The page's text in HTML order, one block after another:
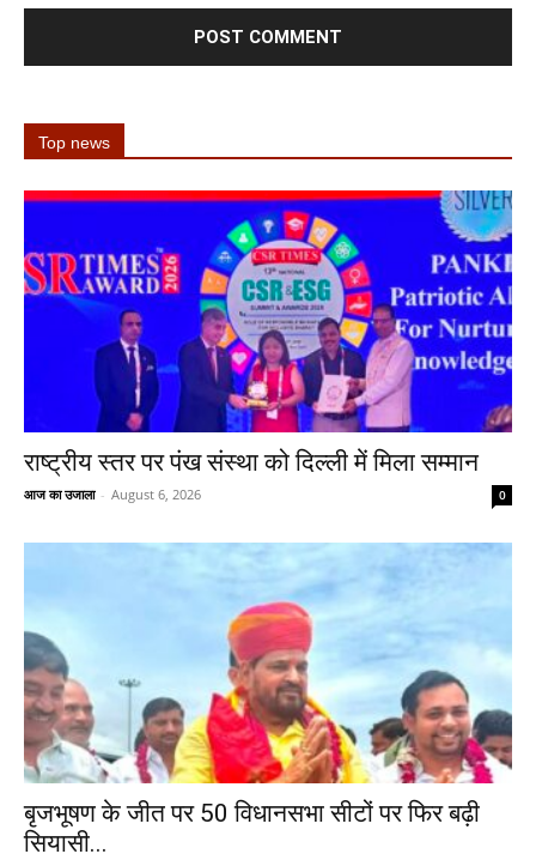
Top news
राष्ट्रीय स्तर पर पंख संस्था को दिल्ली में मिला सम्मान
आज का उजाला - August 6, 2026 0
बृजभूषण के जीत पर 50 विधानसभा सीटों पर फिर बढ़ी
सियासी...